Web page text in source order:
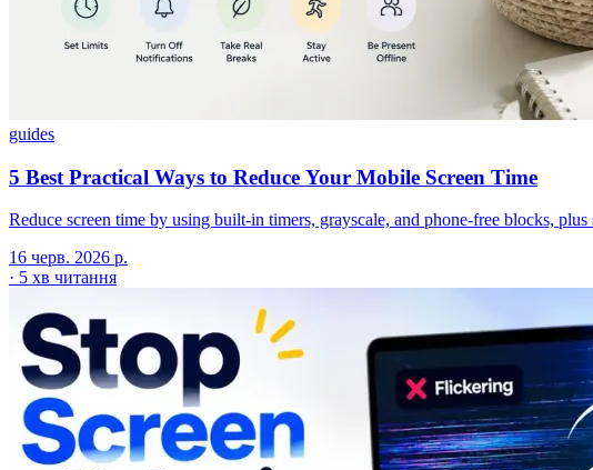
guides
5 Best Practical Ways to Reduce Your Mobile Screen Time
Reduce screen time by using built-in timers, grayscale, and phone-free blocks,
16 черв. 2026 р.
· 5 хв читання